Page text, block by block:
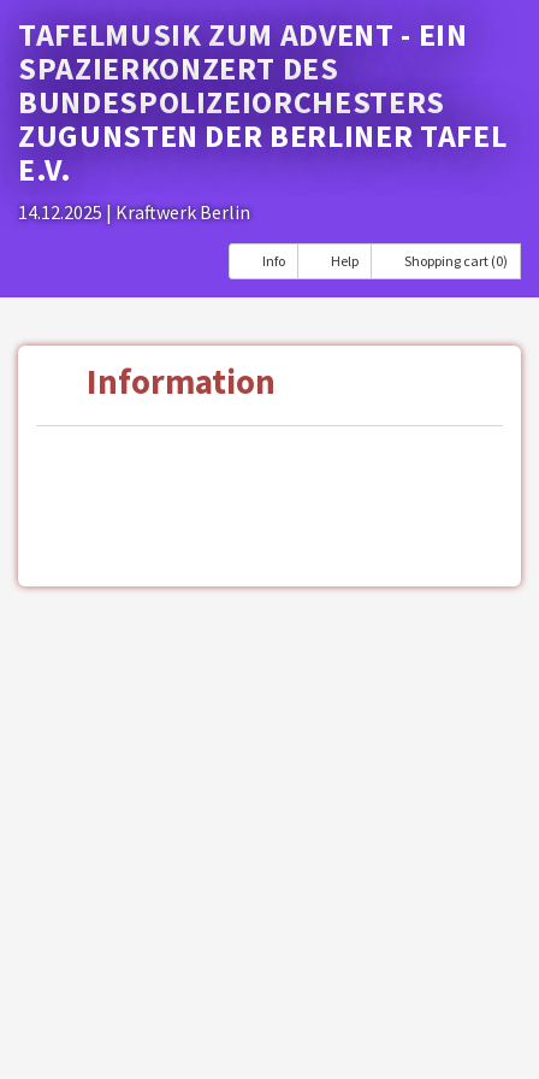
TAFELMUSIK ZUM ADVENT - EIN
SPAZIERKONZERT DES
BUNDESPOLIZEIORCHESTERS
ZUGUNSTEN DER BERLINER TAFEL
E.V.
14.12.2025| Kraftwerk Berlin
Info Help Shopping cart (0)
Information